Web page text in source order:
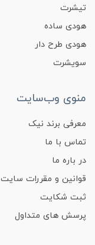
تیشرت
هودی ساده
هودی طرح دار
سویشرت
منوی وب‌سایت
معرفی برند نیک
تماس با ما
در باره ما
قوانین و مقررات سایت
ثبت شکایت
پرسش های متداول